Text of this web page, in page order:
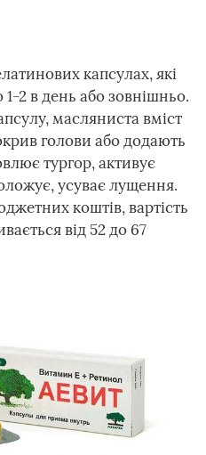
капсулах, які
2 в день або зовнішньо.
масляниста вміст
голови або додають
тургор, активує
усуває лущення.
коштів, вартість
від 52 до 67